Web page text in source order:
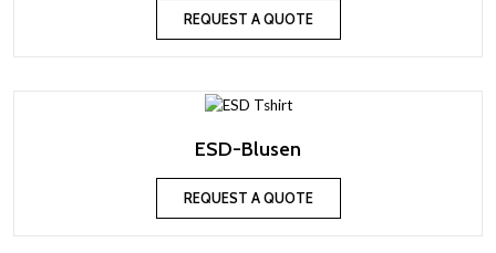
REQUEST A QUOTE
ESD-Blusen
REQUEST A QUOTE